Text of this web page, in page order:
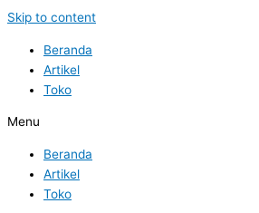
Skip to content
Beranda
Artikel
Toko
Menu
Beranda
Artikel
Toko